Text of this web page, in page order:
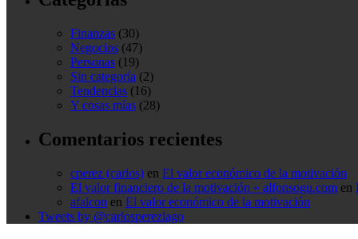
Finanzas (30)
Negocios (47)
Personas (19)
Sin categoría (2)
Tendencias (16)
Y cosas mías (28)
Comentarios recientes
cperez (carlos) en El valor económico de la motivación
El valor financiero de la motivación « alfonsogu.com en
afalcon en El valor económico de la motivación
Tweets by @carlosperezlago